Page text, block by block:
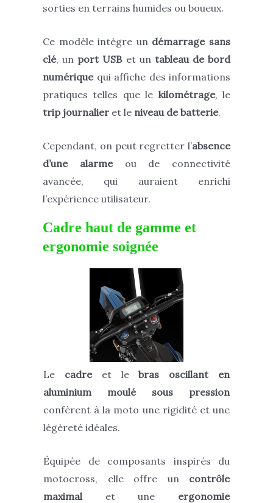
sorties en terrains humides ou boueux.
Ce modèle intègre un démarrage sans
clé, un port USBet un tableau de bord
numériquequi affiche des informations
pratiques telles que le kilométrage, le
trip journalier et le niveau de batterie.
Cependant, on peut regretter l’absence
d’une alarmeou de connectivité
avancée, qui auraient enrichi
l’expérience utilisateur.
Cadre haut de gamme et
ergonomie soignée
Le cadre et lebras oscillant en
aluminium moulé sous pression
confèrent à la moto une rigidité et une
légèreté idéales.
Équipée de composants inspirés du
motocross, elle offre un contrôle
maximal et une ergonomie